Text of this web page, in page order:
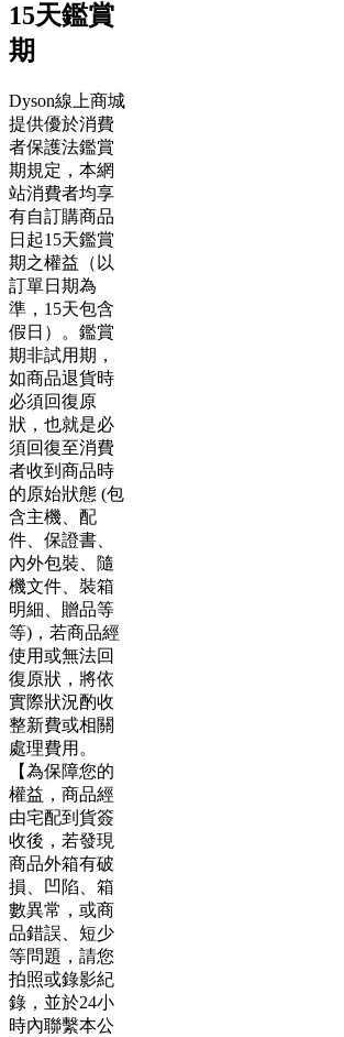
15天鑑賞
期
Dyson線上商城
提供優於消費
者保護法鑑賞
期規定，本網
站消費者均享
有自訂購商品
日起15天鑑賞
期之權益（以
訂單日期為
準，15天包含
假日）。鑑賞
期非試用期，
如商品退貨時
必須回復原
狀，也就是必
須回復至消費
者收到商品時
的原始狀態 (包
含主機、配
件、保證書、
內外包裝、隨
機文件、裝箱
明細、贈品等
等)，若商品經
使用或無法回
復原狀，將依
實際狀況酌收
整新費或相關
處理費用。
【為保障您的
權益，商品經
由宅配到貨簽
收後，若發現
商品外箱有破
損、凹陷、箱
數異常，或商
品錯誤、短少
等問題，請您
拍照或錄影紀
錄，並於24小
時內聯繫本公